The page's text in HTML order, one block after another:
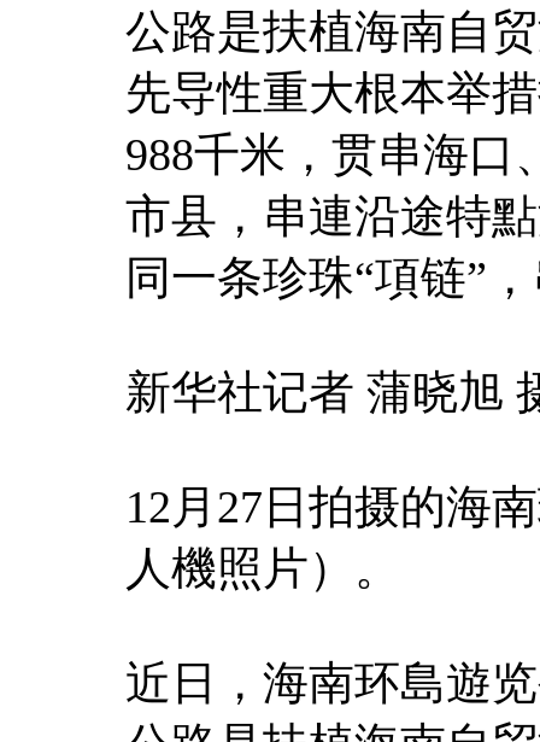
公路是扶植海南自
先导性重大根本举
988千米，贯串海口
市县，串連沿途特
同一条珍珠“項链”
新华社记者 蒲晓旭
12月27日拍摄的海
人機照片）。
近日，海南环島遊